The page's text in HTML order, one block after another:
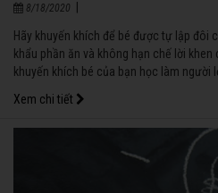
8/18/2020
Hãy khuyến khích để bé được tự lập đôi
khẩu phần ăn và không hạn chế lời
khuyến khích bé của bạn học làm
Xem chi tiết